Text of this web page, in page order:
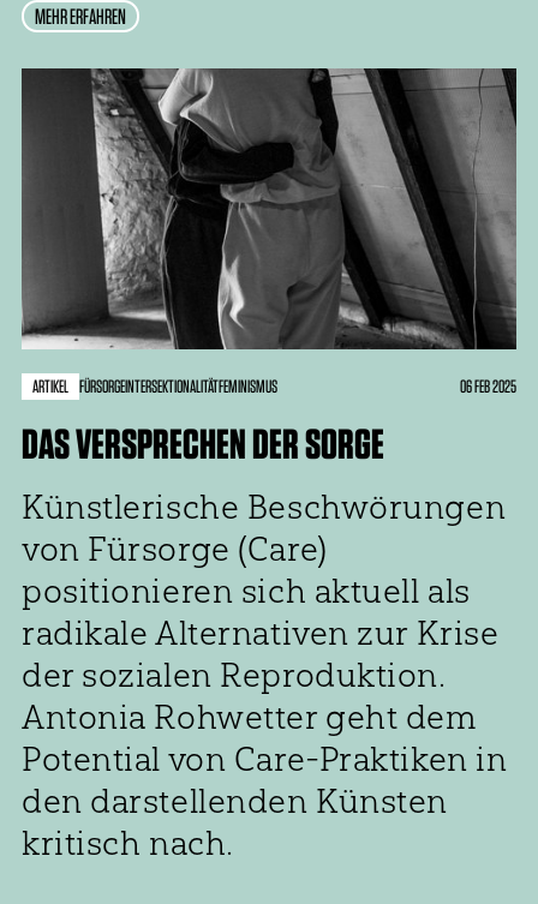
MEHR ERFAHREN
ARTIKEL FÜRSORGEINTERSEKTIONALITÄTFEMINISMUS 06 FEB 2025
DAS VERSPRECHEN DER SORGE
Künstlerische Beschwörungen
von Fürsorge (Care)
positionieren sich aktuell als
radikale Alternativen zur Krise
der sozialen Reproduktion.
Antonia Rohwetter geht dem
Potential von Care-Praktiken in
den darstellenden Künsten
kritisch nach.